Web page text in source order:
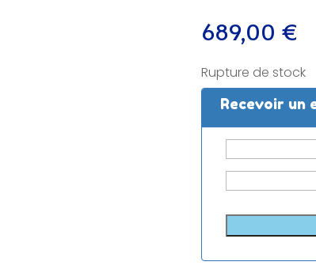
689,00 €
Rupture de stock
Recevoir un